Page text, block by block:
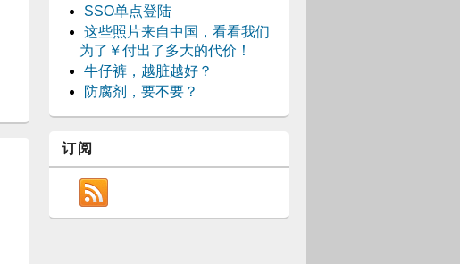
SSO单点登陆
这些照片来自中国，看看我们
为了￥付出了多大的代价！
牛仔裤，越脏越好？
防腐剂，要不要？
订阅